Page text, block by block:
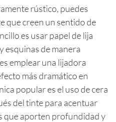
rústico, puedes
que creen un sentido de
es usar papel de lija
esquinas de manera
emplear una lijadora
más dramático en
popular es el uso de cera
del tinte para acentuar
que aporten profundidad y